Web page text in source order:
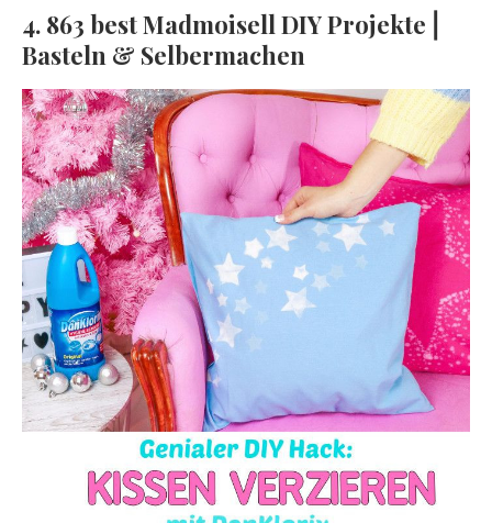
4. 863 best Madmoisell DIY Projekte⎪
Basteln & Selbermachen